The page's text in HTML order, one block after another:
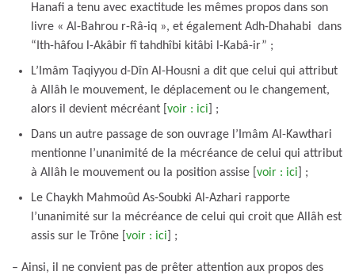
Hanafi a tenu avec exactitude les mêmes propos dans son
livre « Al-Bahrou r-Râ-iq », et également Adh-Dhahabi dans
“Ith-hâfou l-Akâbir fî tahdhîbi kitâbi l-Kabâ-ir” ;
L’Imâm Taqiyyou d-Dîn Al-Housni a dit que celui qui attribut
à Allâh le mouvement, le déplacement ou le changement,
alors il devient mécréant [ voir : ici ] ;
Dans un autre passage de son ouvrage l’Imâm Al-Kawthari
mentionne l’unanimité de la mécréance de celui qui attribut
à Allâh le mouvement ou la position assise [ voir : ici ] ;
Le Chaykh Mahmoûd As-Soubki Al-Azhari rapporte
l’unanimité sur la mécréance de celui qui croit que Allâh est
assis sur le Trône [ voir : ici ] ;
– Ainsi, il ne convient pas de prêter attention aux propos des